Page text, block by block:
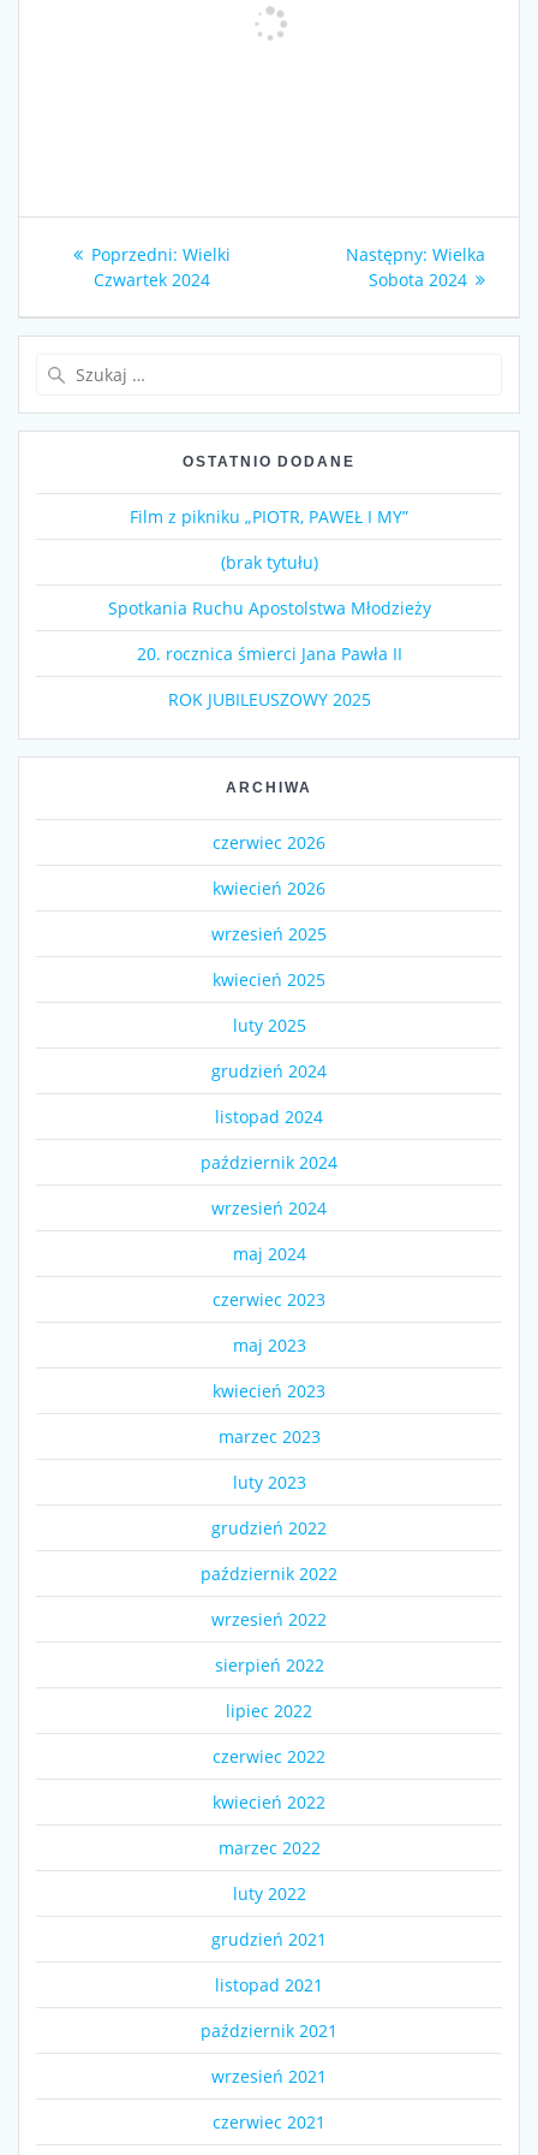
Nawigacja
wpisu
Poprzedni: Poprzedni
wpis:
Wielki
Czwartek 2024
Następny: Następny
wpis:
Wielka
Sobota 2024
OSTATNIO DODANE
Film z pikniku „PIOTR, PAWEŁ I MY”
(brak tytułu)
Spotkania Ruchu Apostolstwa Młodzieży
20. rocznica śmierci Jana Pawła II
ROK JUBILEUSZOWY 2025
ARCHIWA
czerwiec 2026
kwiecień 2026
wrzesień 2025
kwiecień 2025
luty 2025
grudzień 2024
listopad 2024
październik 2024
wrzesień 2024
maj 2024
czerwiec 2023
maj 2023
kwiecień 2023
marzec 2023
luty 2023
grudzień 2022
październik 2022
wrzesień 2022
sierpień 2022
lipiec 2022
czerwiec 2022
kwiecień 2022
marzec 2022
luty 2022
grudzień 2021
listopad 2021
październik 2021
wrzesień 2021
czerwiec 2021